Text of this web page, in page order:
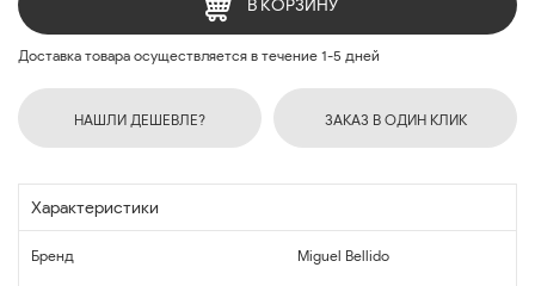
В КОРЗИНУ
Доставка товара осуществляется в течение 1-5 дней
НАШЛИ ДЕШЕВЛЕ? ЗАКАЗ В ОДИН КЛИК
Характеристики
Бренд Miguel Bellido